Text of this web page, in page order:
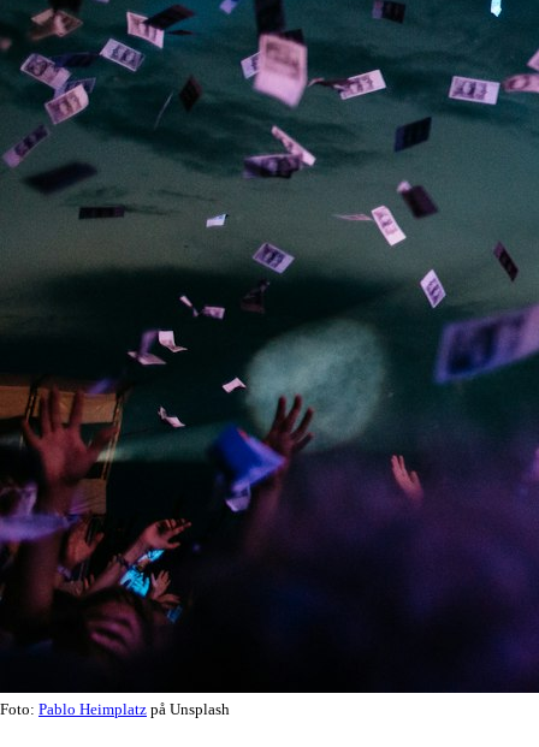
Foto: Pablo Heimplatz på Unsplash